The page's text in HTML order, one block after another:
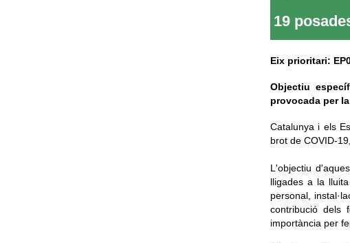
19
Eix prioritari:
Objectiu
provocada per la
Catalunya i els
brot de COVID-
L'objectiu
lligades a la
personal,
contribució dels
importància per